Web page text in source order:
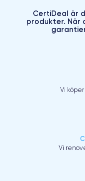
CertiDeal är
produkter. När
Vi
Vi